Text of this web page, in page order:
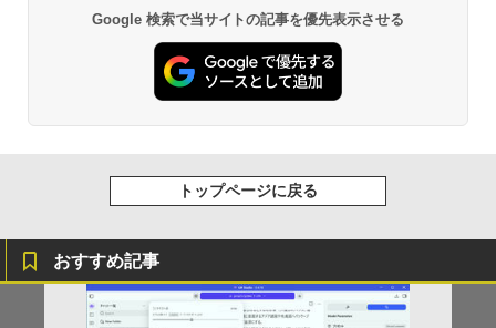
Google 検索で当サイトの記事を優先表示させる
トップページに戻る
おすすめ記事